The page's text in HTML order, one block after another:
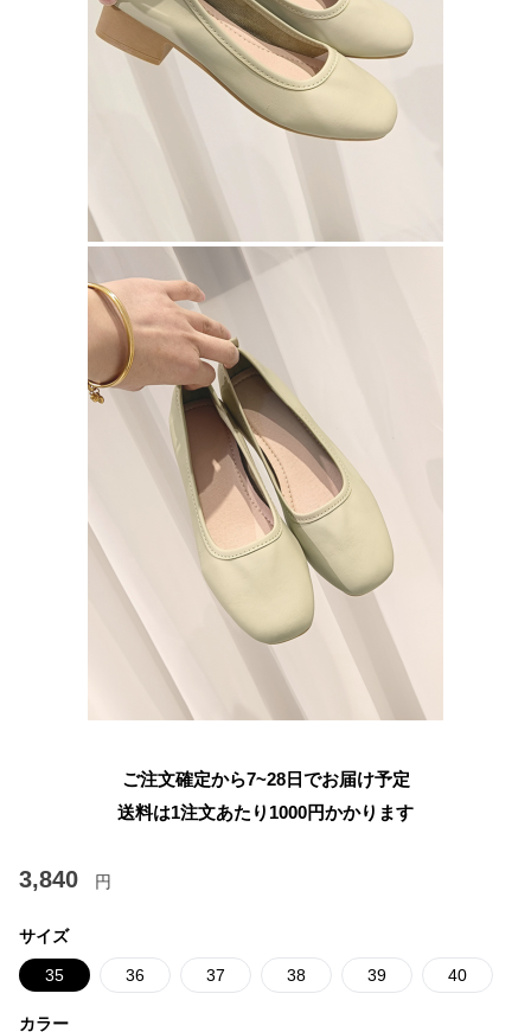
ご注文確定から7~28日でお届け予定
送料は1注文あたり 1000円かかります
3,840 円
サイズ
35 36 37 38 39 40
カラー